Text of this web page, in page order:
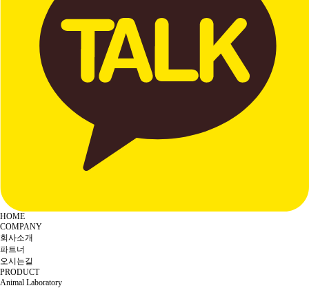
HOME
COMPANY
회사소개
파트너
오시는길
PRODUCT
Animal Laboratory